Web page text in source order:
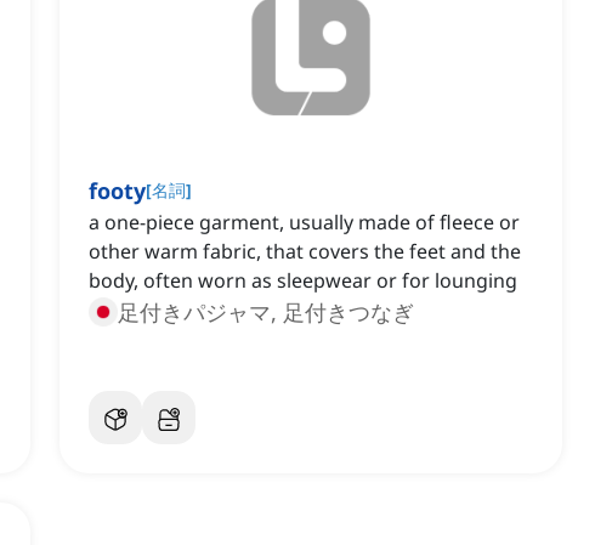
footy[名詞]
a one-piece garment, usually made of fleece or
other warm fabric, that covers the feet and the
body, often worn as sleepwear or for lounging
足付きパジャマ, 足付きつなぎ